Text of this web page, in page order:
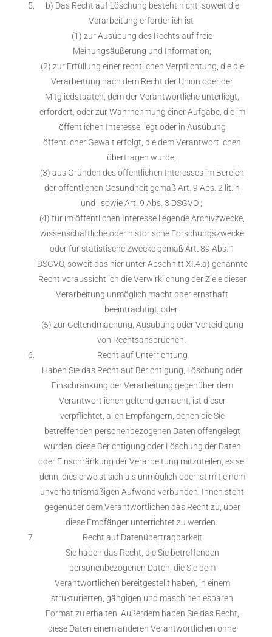
b) Das Recht auf Löschung besteht nicht, soweit die
Verarbeitung erforderlich ist
(1) zur Ausübung des Rechts auf freie
Meinungsäußerung und Information;
(2) zur Erfüllung einer rechtlichen Verpflichtung, die die
Verarbeitung nach dem Recht der Union oder der
Mitgliedstaaten, dem der Verantwortliche unterliegt,
erfordert, oder zur Wahrnehmung einer Aufgabe, die im
öffentlichen Interesse liegt oder in Ausübung
öffentlicher Gewalt erfolgt, die dem Verantwortlichen
übertragen wurde;
(3) aus Gründen des öffentlichen Interesses im Bereich
der öffentlichen Gesundheit gemäß Art. 9 Abs. 2 lit. h
und i sowie Art. 9 Abs. 3 DSGVO ;
(4) für im öffentlichen Interesse liegende Archivzwecke,
wissenschaftliche oder historische Forschungszwecke
oder für statistische Zwecke gemäß Art. 89 Abs. 1
DSGVO, soweit das hier unter Abschnitt XI.4.a) genannte
Recht voraussichtlich die Verwirklichung der Ziele dieser
Verarbeitung unmöglich macht oder ernsthaft
beeinträchtigt, oder
(5) zur Geltendmachung, Ausübung oder Verteidigung
von Rechtsansprüchen.
Recht auf Unterrichtung
Haben Sie das Recht auf Berichtigung, Löschung oder
Einschränkung der Verarbeitung gegenüber dem
Verantwortlichen geltend gemacht, ist dieser
verpflichtet, allen Empfängern, denen die Sie
betreffenden personenbezogenen Daten offengelegt
wurden, diese Berichtigung oder Löschung der Daten
oder Einschränkung der Verarbeitung mitzuteilen, es sei
denn, dies erweist sich als unmöglich oder ist mit einem
unverhältnismäßigen Aufwand verbunden. Ihnen steht
gegenüber dem Verantwortlichen das Recht zu, über
diese Empfänger unterrichtet zu werden.
Recht auf Datenübertragbarkeit
Sie haben das Recht, die Sie betreffenden
personenbezogenen Daten, die Sie dem
Verantwortlichen bereitgestellt haben, in einem
strukturierten, gängigen und maschinenlesbaren
Format zu erhalten. Außerdem haben Sie das Recht,
diese Daten einem anderen Verantwortlichen ohne